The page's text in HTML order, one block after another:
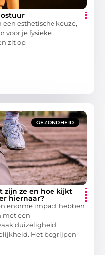
een esthetische keuze,
voor je fysieke
zit op
GEZONDHEID
zijn ze en hoe kijkt
hiernaar?
enorme impact hebben
met een
duizeligheid,
Het begrijpen